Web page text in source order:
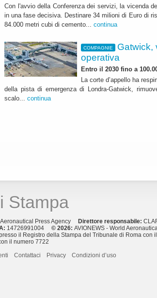
Con l'avvio della Conferenza dei servizi, la vicenda
in una fase decisiva. Destinare 34 milioni di Euro di
84.000 metri cubi di cemento... continua
COMPAGNIE
Gatwick,
operativa
Entro il 2030 fino a
La corte d’appello ha
della pista di emergenza di Londra-Gatwick,
scalo... continua
Stampa
Aeronautical Press Agency Direttore responsabile:
14726991004 © 2026: AVIONEWS - World
il Registro della Stampa del Tribunale di Roma con
il numero 7722
Contattaci Privacy Condizioni d’uso